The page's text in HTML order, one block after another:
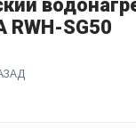
RWH-SG50